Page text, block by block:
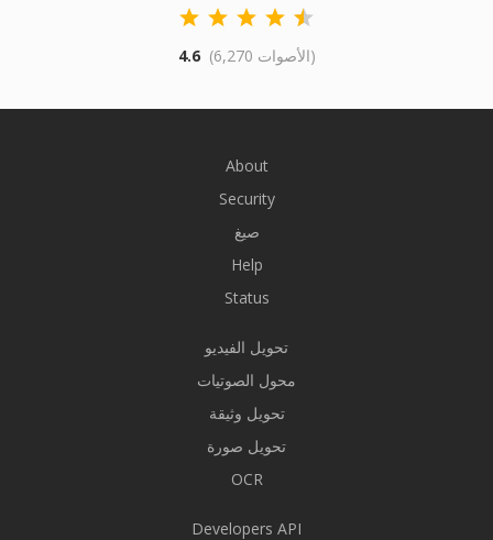
4.6 (6,270 الأصوات)
About
Security
صيغ
Help
Status
تحويل الفيديو
محول الصوتيات
تحويل وثيقة
تحويل صورة
OCR
Developers API